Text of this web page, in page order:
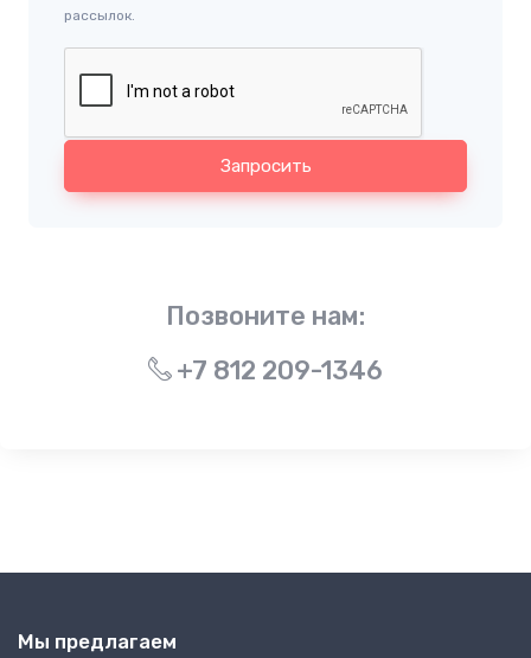
рассылок.
Запросить
Позвоните нам:
+7 812 209-1346
Мы предлагаем